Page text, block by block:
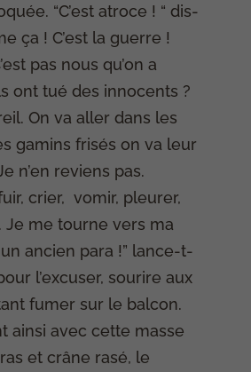
“C’est atroce ! “ dis-
ça ! C’est la guerre !
pas nous qu’on a
ont tué des innocents ?
On va aller dans les
gamins frisés on va leur
n’en reviens pas.
crier, vomir, pleurer,
Je me tourne vers ma
un ancien para !” lance-t-
l’excuser, sourire aux
fumer sur le balcon.
ainsi avec cette masse
et crâne rasé, le